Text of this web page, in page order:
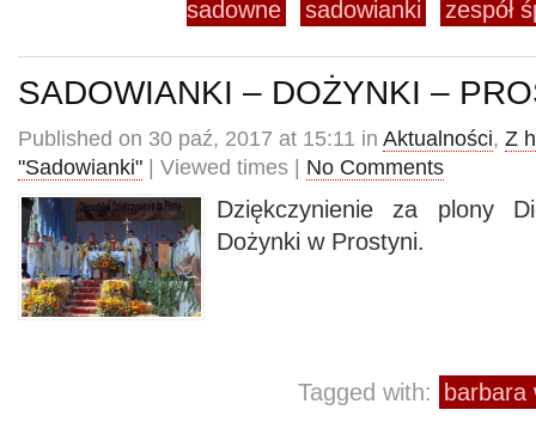
sadowne sadowianki zespół
SADOWIANKI – DOŻYNKI –
Published on 30 paź, 2017 at 15:11 in Aktualności, Z
"Sadowianki" | Viewed times | No Comments
Dziękczynienie za plony
Dożynki w Prostyni.
Tagged with: barbara